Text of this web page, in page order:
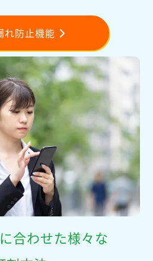
れ防止機能
合わせた様々な